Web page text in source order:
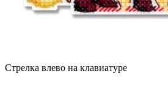
Стрелка влево на клавиатуре